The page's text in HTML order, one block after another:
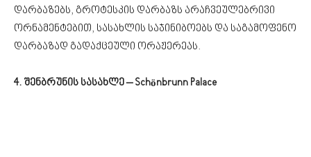
დარბაზებს, გროტესკის დარბაზს არაჩვეულებრივი
ორნამენტებით, სასახლის საჯინიბოებს და საგამოფენო
დარბაზად გადაქცეული ორაჟერეას.
4. შენბრუნის სასახლე – Schönbrunn Palace